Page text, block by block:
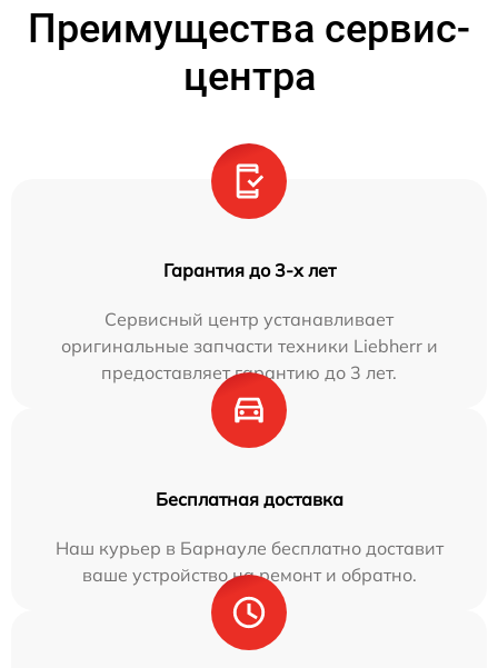
Преимущества сервис-
центра
Гарантия до 3-х лет
Сервисный центр устанавливает
оригинальные запчасти техники Liebherr и
предоставляет гарантию до 3 лет.
Бесплатная доставка
Наш курьер в Барнауле бесплатно доставит
ваше устройство на ремонт и обратно.